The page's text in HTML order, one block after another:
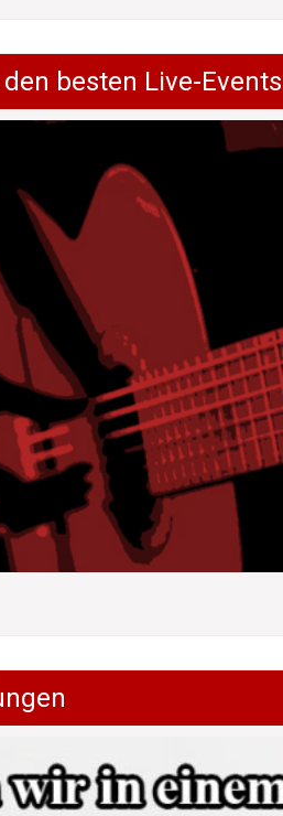
besten Live-Events